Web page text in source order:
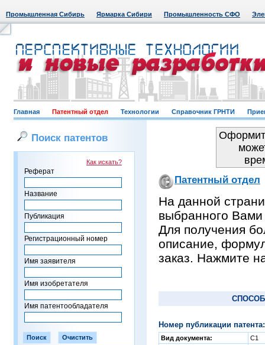
Промышленная Сибирь Ярмарка Сибири Промышленность СФО
Главная Патентный отдел Технологии Справочник ГРНТИ
Поиск патентов
Как искать?
Реферат
Название
Публикация
Регистрационный номер
Имя заявителя
Имя изобретателя
Имя патентообладателя
Патентный отдел
На данной
выбранного Вами
Для получения
описание,
заказ. Нажмите
Номер публикации
Вид документа:
C1